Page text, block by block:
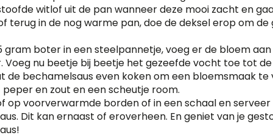
witlof uit de pan wanneer deze mooi zacht en
terug in de nog warme pan, doe de deksel erop om
gram boter in een steelpannetje, voeg er de bloem
Voeg nu beetje bij beetje het gezeefde vocht toe tot
de bechamelsaus even koken om een bloemsmaak te
en zout en een scheutje room.
op voorverwarmde borden of in een schaal en
Dit kan ernaast of eroverheen. En geniet van je